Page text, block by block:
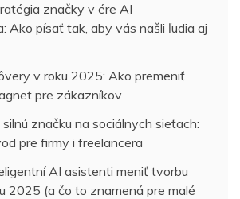
značky v ére AI
Ako písať tak, aby vás našli ľudia aj
v roku 2025: Ako premeniť
pre zákazníkov
značku na sociálnych sieťach:
pre firmy i freelancera
AI asistenti meniť tvorbu
2025 (a čo to znamená pre malé